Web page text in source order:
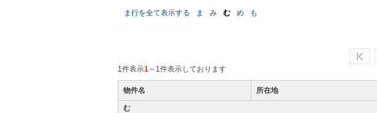
ま行を全て表示する ま み む め も
1件表示1 ～ 1件表示しております
物件名 所在地
む